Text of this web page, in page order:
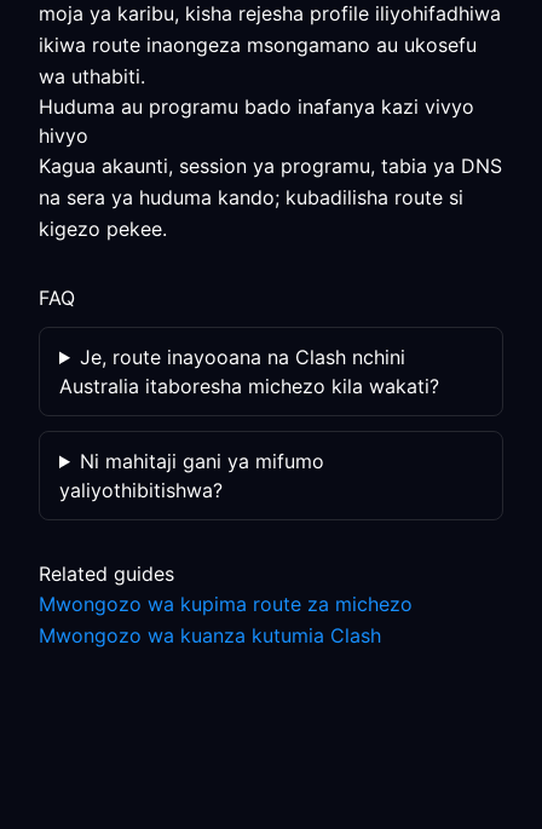
moja ya karibu, kisha rejesha profile iliyohifadhiwa
ikiwa route inaongeza msongamano au ukosefu
wa uthabiti.
Huduma au programu bado inafanya kazi vivyo
hivyo
Kagua akaunti, session ya programu, tabia ya DNS
na sera ya huduma kando; kubadilisha route si
kigezo pekee.
FAQ
Je, route inayooana na Clash nchini
Australia itaboresha michezo kila wakati?
Ni mahitaji gani ya mifumo
yaliyothibitishwa?
Related guides
Mwongozo wa kupima route za michezo
Mwongozo wa kuanza kutumia Clash